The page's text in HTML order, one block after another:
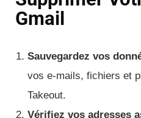
Gmail
Sauvegardez vos
vos e-mails, fichiers et
Takeout.
Vérifiez vos adresses